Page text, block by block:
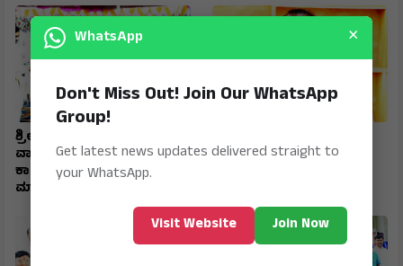
ಶ್ರೀ ಶಂಕರಭಾರತಿ ಶಾಲೆಯ
ವಾರ್ಷಿಕೋತ್ಸವ ಮಾರ್ಕ್‌ಸ್‌
ಕಾರ್ಡ್‌ಗಾಗಿ ಮಕ್ಕಳನ್ನು ತಯಾರು
ಮಾಡಬೇಡಿ - ಬೆಳಗಲ್
ಕ್ರಮ ಕೈಗೊಳ್ಳಲಿ - ಹಿಟ್ನಾಳ
WhatsApp ×
Don't Miss Out! Join Our WhatsApp
Group!
Get latest news updates delivered straight to
your WhatsApp.
Visit Website Join Now